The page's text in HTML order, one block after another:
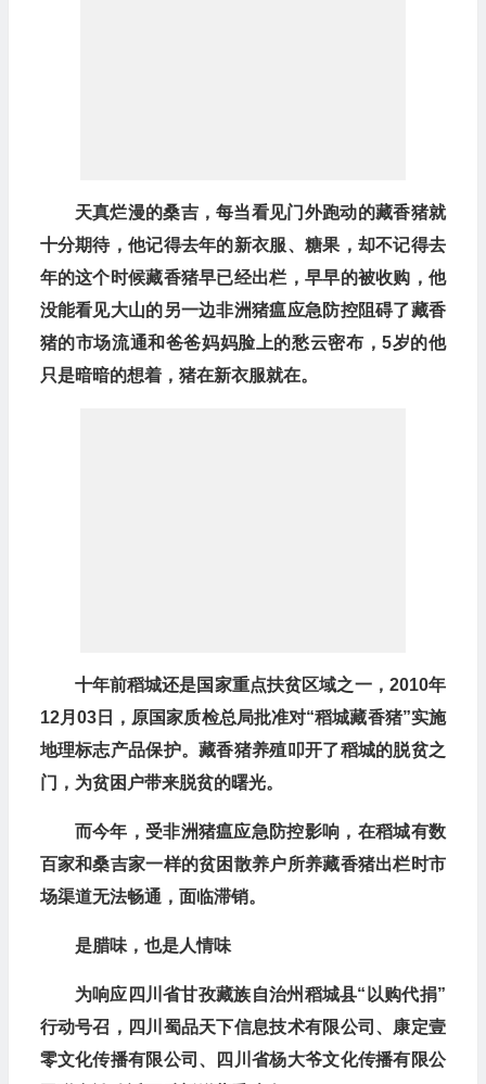
天真烂漫的桑吉，每当看见门外跑动的藏香猪就
十分期待，他记得去年的新衣服、糖果，却不记得去
年的这个时候藏香猪早已经出栏，早早的被收购，他
没能看见大山的另一边非洲猪瘟应急防控阻碍了藏香
猪的市场流通和爸爸妈妈脸上的愁云密布，5岁的他
只是暗暗的想着，猪在新衣服就在。
十年前稻城还是国家重点扶贫区域之一，2010年
12月03日，原国家质检总局批准对“稻城藏香猪”实施
地理标志产品保护。藏香猪养殖叩开了稻城的脱贫之
门，为贫困户带来脱贫的曙光。
而今年，受非洲猪瘟应急防控影响，在稻城有数
百家和桑吉家一样的贫困散养户所养藏香猪出栏时市
场渠道无法畅通，面临滞销。
是腊味，也是人情味
为响应四川省甘孜藏族自治州稻城县“以购代捐”
行动号召，四川蜀品天下信息技术有限公司、康定壹
零文化传播有限公司、四川省杨大爷文化传播有限公